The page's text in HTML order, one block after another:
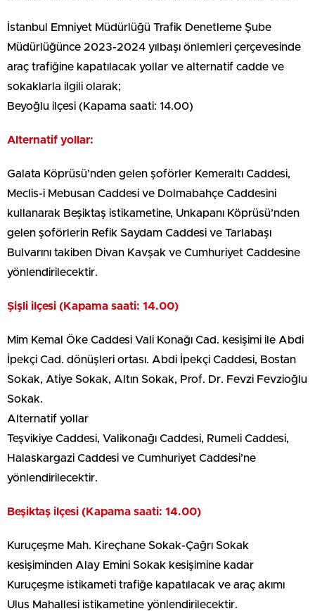
İstanbul Emniyet Müdürlüğü Trafik Denetleme Şube
Müdürlüğünce 2023-2024 yılbaşı önlemleri çerçevesinde
araç trafiğine kapatılacak yollar ve alternatif cadde ve
sokaklarla ilgili olarak;
Beyoğlu ilçesi (Kapama saati: 14.00)
Alternatif yollar:
Galata Köprüsü’nden gelen şoförler Kemeraltı Caddesi,
Meclis-i Mebusan Caddesi ve Dolmabahçe Caddesini
kullanarak Beşiktaş istikametine, Unkapanı Köprüsü’nden
gelen şoförlerin Refik Saydam Caddesi ve Tarlabaşı
Bulvarını takiben Divan Kavşak ve Cumhuriyet Caddesine
yönlendirilecektir.
Şişli ilçesi (Kapama saati: 14.00)
Mim Kemal Öke Caddesi Vali Konağı Cad. kesişimi ile Abdi
İpekçi Cad. dönüşleri ortası. Abdi İpekçi Caddesi, Bostan
Sokak, Atiye Sokak, Altın Sokak, Prof. Dr. Fevzi Fevzioğlu
Sokak.
Alternatif yollar
Teşvikiye Caddesi, Valikonağı Caddesi, Rumeli Caddesi,
Halaskargazi Caddesi ve Cumhuriyet Caddesi’ne
yönlendirilecektir.
Beşiktaş ilçesi (Kapama saati: 14.00)
Kuruçeşme Mah. Kireçhane Sokak-Çağrı Sokak
kesişiminden Alay Emini Sokak kesişimine kadar
Kuruçeşme istikameti trafiğe kapatılacak ve araç akımı
Ulus Mahallesi istikametine yönlendirilecektir.